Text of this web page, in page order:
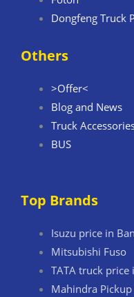
Dongfeng Truck
Others
>Offer<
Blog and News
Truck
BUS
Top Brands
Isuzu price in
Mitsubishi Fuso
TATA truck price
Mahindra